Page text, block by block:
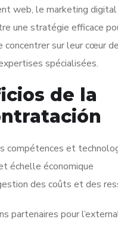
web, le marketing
une stratégie efficace
concentrer sur leur cœur
spécialisées.
de la
compétences et
échelle économique
des coûts et des
partenaires pour